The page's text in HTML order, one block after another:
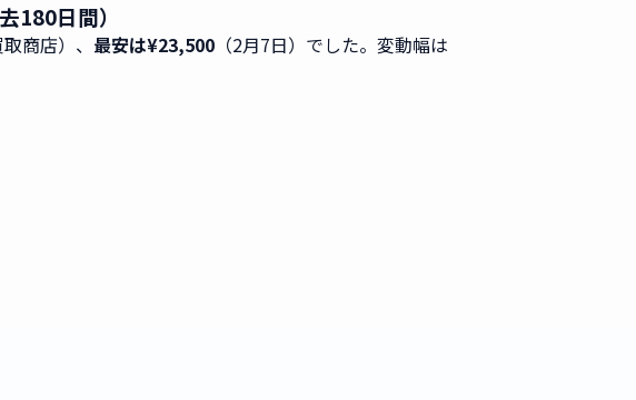
180日間）
商店）、 最安は¥23,500 （2月7日）でした。変動幅は